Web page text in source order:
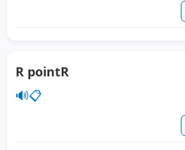
R pointR
🔊📋